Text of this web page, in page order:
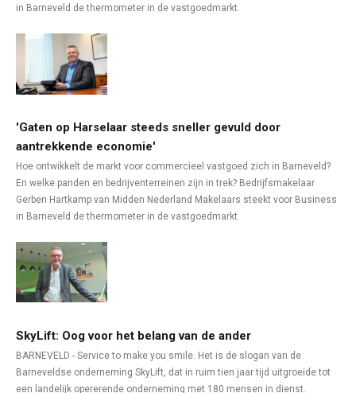
in Barneveld de thermometer in de vastgoedmarkt.
'Gaten op Harselaar steeds sneller gevuld door
aantrekkende economie'
Hoe ontwikkelt de markt voor commercieel vastgoed zich in Barneveld?
En welke panden en bedrijventerreinen zijn in trek? Bedrijfsmakelaar
Gerben Hartkamp van Midden Nederland Makelaars steekt voor Business
in Barneveld de thermometer in de vastgoedmarkt.
SkyLift: Oog voor het belang van de ander
BARNEVELD - Service to make you smile. Het is de slogan van de
Barneveldse onderneming SkyLift, dat in ruim tien jaar tijd uitgroeide tot
een landelijk opererende onderneming met 180 mensen in dienst.